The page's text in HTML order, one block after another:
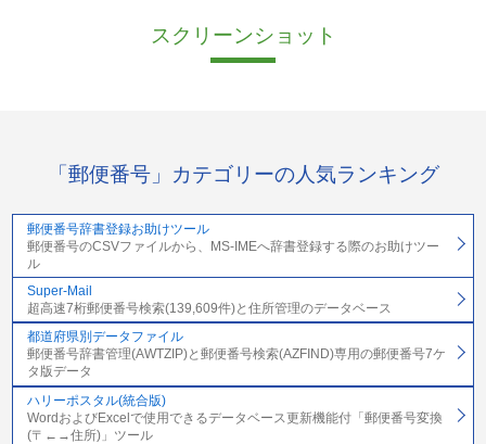
スクリーンショット
「郵便番号」カテゴリーの人気ランキング
郵便番号辞書登録お助けツール
郵便番号のCSVファイルから、MS-IMEへ辞書登録する際のお助けツー
ル
Super-Mail
超高速7桁郵便番号検索(139,609件)と住所管理のデータベース
都道府県別データファイル
郵便番号辞書管理(AWTZIP)と郵便番号検索(AZFIND)専用の郵便番号7ケ
タ版データ
ハリーポスタル(統合版)
WordおよびExcelで使用できるデータベース更新機能付「郵便番号変換
(〒←→住所)」ツール